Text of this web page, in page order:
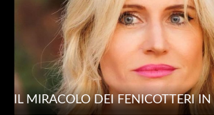
IL MIRACOLO DEI FENICOTTERI